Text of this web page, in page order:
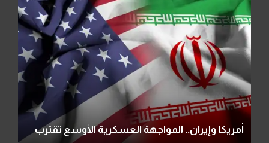
بريطانيا تحظر الحرس الثوري وتتوعد داعميه
بالسجن